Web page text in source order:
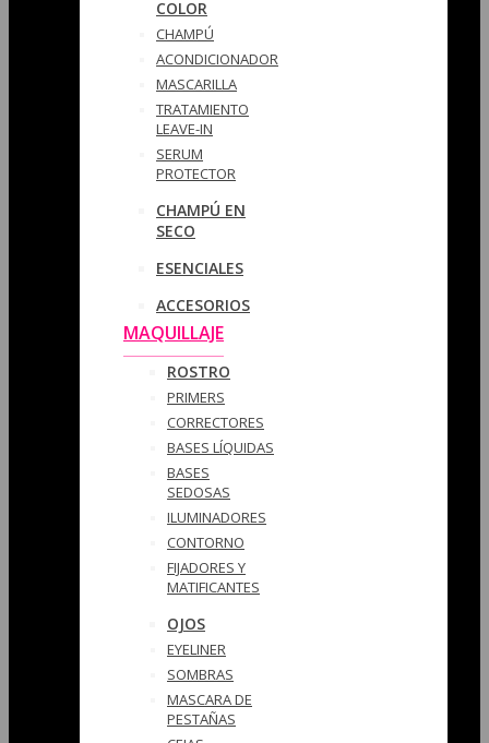
COLOR
CHAMPÚ
ACONDICIONADOR
MASCARILLA
TRATAMIENTO
LEAVE-IN
SERUM
PROTECTOR
CHAMPÚ EN
SECO
ESENCIALES
ACCESORIOS
MAQUILLAJE
ROSTRO
PRIMERS
CORRECTORES
BASES LÍQUIDAS
BASES
SEDOSAS
ILUMINADORES
CONTORNO
FIJADORES Y
MATIFICANTES
OJOS
EYELINER
SOMBRAS
MASCARA DE
PESTAÑAS